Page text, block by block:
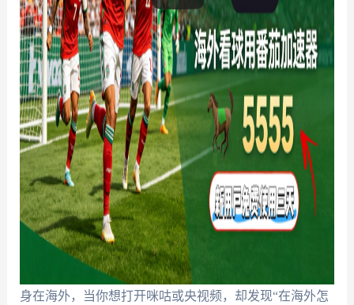
身在海外，当你想打开咪咕或央视频，却发现“在海外怎